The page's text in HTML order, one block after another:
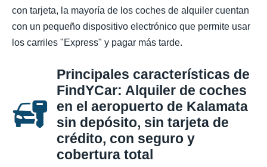
con tarjeta, la mayoría de los coches de alquiler cuentan
con un pequeño dispositivo electrónico que permite usar
los carriles "Express" y pagar más tarde.
Principales características de
FindYCar: Alquiler de coches
en el aeropuerto de Kalamata
sin depósito, sin tarjeta de
crédito, con seguro y
cobertura total